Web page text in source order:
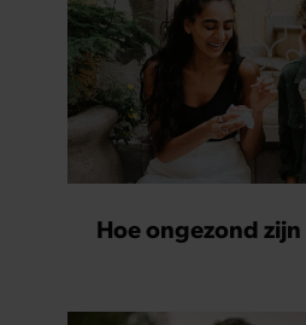
Hoe ongezond zijn